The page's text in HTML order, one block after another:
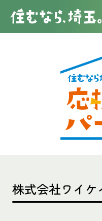
株式会社ワイケ